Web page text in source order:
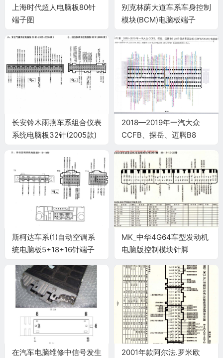
上海时代超人电脑板80针
端子图
别克林荫大道车系车身控制
模块(BCM)电脑板端子
长安铃木雨燕车系组合仪表
系统电脑板32针(2005款)
2018—2019年一汽大众
CCFB、探岳、迈腾B8
(DBFC/DKVB)电脑端子图
端子
斯柯达车系(1)自动空调系
统电脑板5+18+16针端子
MK_中华4G64车型发动机
电脑版控制模块针脚
在汽车电脑维修中信号发生
2001年款阿尔法.罗米欧